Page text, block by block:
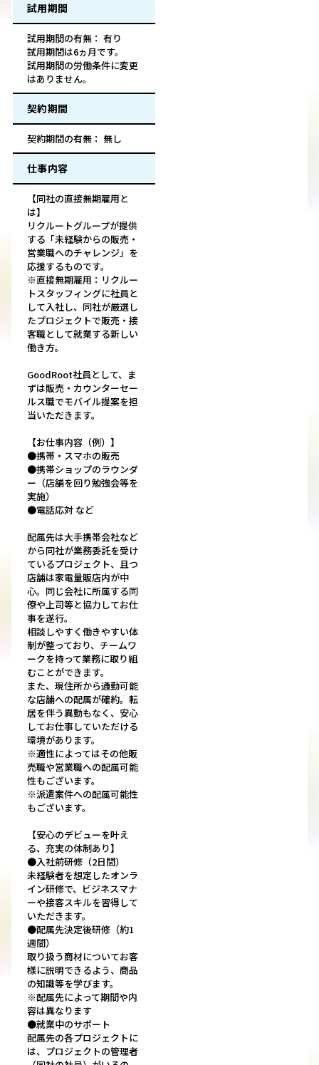
試用期間
試用期間の有無： 有り
試用期間は6ヵ月です。
試用期間の労働条件に変更
はありません。
契約期間
契約期間の有無： 無し
仕事内容
【同社の直接無期雇用と
は】
リクルートグループが提供
する「未経験からの販売・
営業職へのチャレンジ」を
応援するものです。
※直接無期雇用：リクルー
トスタッフィングに社員と
して⼊社し、同社が厳選し
たプロジェクトで販売・接
客職として就業する新しい
働き方。
GoodRoot社員として、ま
ずは販売・カウンターセー
ルス職でモバイル提案を担
当いただきます。
【お仕事内容（例）】
●携帯・スマホの販売
●携帯ショップのラウンダ
ー（店舗を回り勉強会等を
実施）
●電話応対 など
配属先は大手携帯会社など
から同社が業務委託を受け
ているプロジェクト、且つ
店舗は家電量販店内が中
心。同じ会社に所属する同
僚や上司等と協力してお仕
事を遂行。
相談しやすく働きやすい体
制が整っており、チームワ
ークを持って業務に取り組
むことができます。
また、現住所から通勤可能
な店舗への配属が確約。転
居を伴う異動もなく、安心
してお仕事していただける
環境があります。
※適性によってはその他販
売職や営業職への配属可能
性もございます。
※派遣案件への配属可能性
もございます。
【安心のデビューを叶え
る、充実の体制あり】
●入社前研修（2日間）
未経験者を想定したオンラ
イン研修で、ビジネスマナ
ーや接客スキルを習得して
いただきます。
●配属先決定後研修（約1
週間）
取り扱う商材についてお客
様に説明できるよう、商品
の知識等を学びます。
※配属先によって期間や内
容は異なります
●就業中のサポート
配属先の各プロジェクトに
は、プロジェクトの管理者